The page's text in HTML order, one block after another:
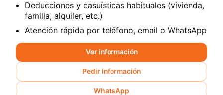
Deducciones y casuísticas habituales (vivienda,
familia, alquiler, etc.)
Atención rápida por teléfono, email o WhatsApp
Ver información
Pedir información
WhatsApp